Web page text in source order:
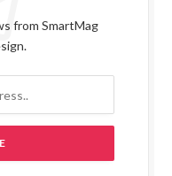
from SmartMag